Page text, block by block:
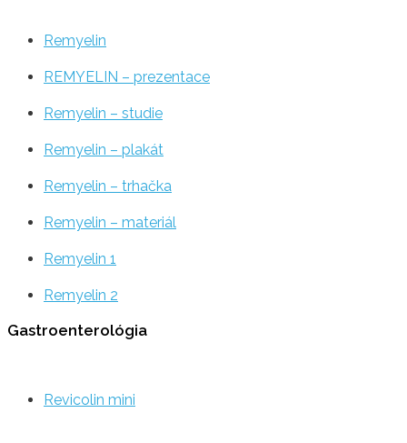
Remyelin
REMYELIN – prezentace
Remyelin – studie
Remyelin – plakát
Remyelin – trhačka
Remyelin – materiál
Remyelin 1
Remyelin 2
Gastroenterológia
Revicolin mini